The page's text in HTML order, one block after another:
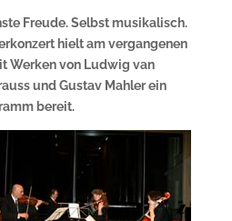
Freude. Selbst musikalisch.
hielt am vergangenen
Werken von Ludwig van
und Gustav Mahler ein
bereit.